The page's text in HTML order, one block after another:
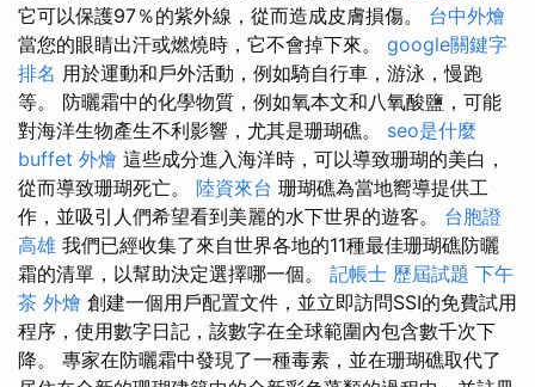
它可以保護97％的紫外線，從而造成皮膚損傷。 台中外燴
當您的眼睛出汗或燃燒時，它不會掉下來。 google關鍵字
排名 用於運動和戶外活動，例如騎自行車，游泳，慢跑
等。 防曬霜中的化學物質，例如氧本文和八氧酸鹽，可能
對海洋生物產生不利影響，尤其是珊瑚礁。 seo是什麼
buffet 外燴 這些成分進入海洋時，可以導致珊瑚的美白，
從而導致珊瑚死亡。 陸資來台 珊瑚礁為當地嚮導提供工
作，並吸引人們希望看到美麗的水下世界的遊客。 台胞證
高雄 我們已經收集了來自世界各地的11種最佳珊瑚礁防曬
霜的清單，以幫助決定選擇哪一個。 記帳士 歷屆試題 下午
茶 外燴 創建一個用戶配置文件，並立即訪問SSI的免費試用
程序，使用數字日記，該數字在全球範圍內包含數千次下
降。 專家在防曬霜中發現了一種毒素，並在珊瑚礁取代了